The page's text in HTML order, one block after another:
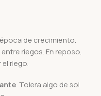
de crecimiento.
riegos. En reposo,
riego.
. Tolera algo de sol